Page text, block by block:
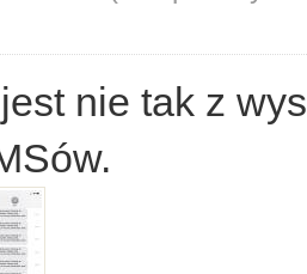
nie tak z